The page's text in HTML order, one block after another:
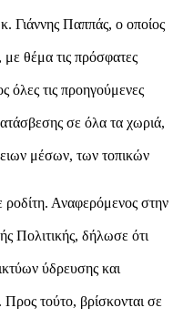
Γιάννης Παππάς, ο οποίος
θέμα τις πρόσφατες
όλες τις προηγούμενες
σε όλα τα χωριά,
μέσων, των τοπικών
ροδίτη. Αναφερόμενος στην
Πολιτικής, δήλωσε ότι
ύδρευσης και
Προς τούτο, βρίσκονται σε